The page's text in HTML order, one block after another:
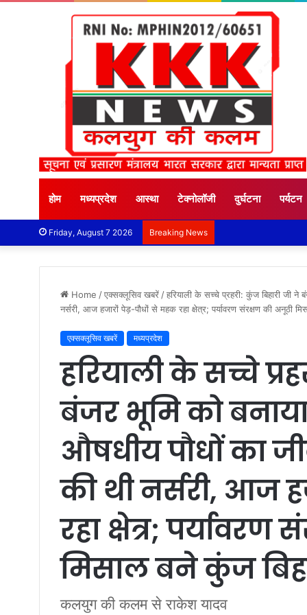
होम मध्यप्रदेश आस्था टेक्नोलॉजी दुर्घटना पर्यटन
Friday, August 7 2026 Breaking News
Home /एक्सक्लूसिव खबरें /हरियाली के सच्चे प्रहरी: कुंज बिहारी
नर्सरी, आज हजारों पेड़-पौधों से महक रहा क्षेत्र; पर्यावरण संरक्षण की अनूठी
एक्सक्लूसिव खबरें मध्यप्रदेश
हरियाली के सच्चे
बंजर भूमि को
औषधीय पौधों का
की थी नर्सरी, आज
रहा क्षेत्र;
मिसाल बने कुंज
कलयुग की कलम से राकेश यादव